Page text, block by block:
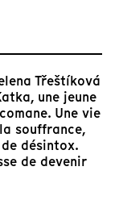
Třeštíková
une jeune
Une vie
souffrance,
désintox.
de devenir